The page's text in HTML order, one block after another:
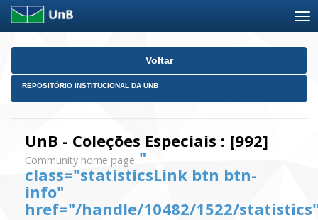
Skip
Voltar
REPOSITÓRIO INSTITUCIONAL DA UNB
UnB - Coleções Especiais : [992]
Community home page "
class="statisticsLink btn btn-
info"
href="/handle/10482/1522/